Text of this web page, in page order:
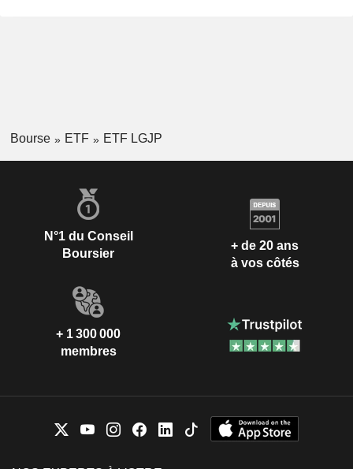
Bourse ETF ETF LGJP
N°1 du Conseil
Boursier
+ de 20 ans
à vos côtés
+ 1 300 000
membres